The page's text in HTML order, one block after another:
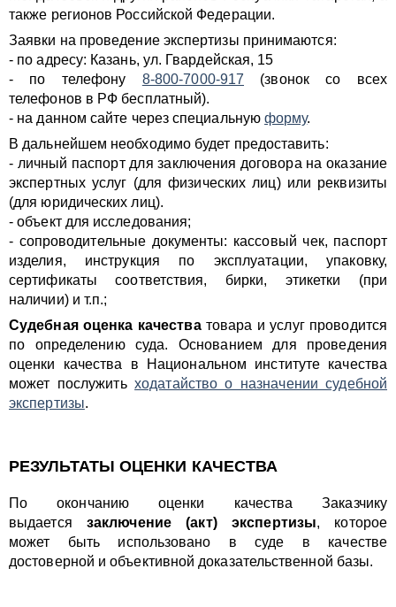
также регионов Российской Федерации.
Заявки на проведение экспертизы принимаются:
- по адресу: Казань, ул. Гвардейская, 15
- по телефону 8-800-7000-917 (звонок со всех
телефонов в РФ бесплатный).
- на данном сайте через специальнуюформу.
В дальнейшем необходимо будет предоставить:
- личный паспорт для заключения договора на оказание
экспертных услуг (для физических лиц) или реквизиты
(для юридических лиц).
- объект для исследования;
- сопроводительные документы: кассовый чек, паспорт
изделия, инструкция по эксплуатации, упаковку,
сертификаты соответствия, бирки, этикетки (при
наличии) и т.п.;
Судебная оценка качестватовара и услуг проводится
по определению суда. Основанием для проведения
оценки качества в Национальном институте качества
может послужитьходатайство о назначении судебной
экспертизы.
РЕЗУЛЬТАТЫ ОЦЕНКИ КАЧЕСТВА
По окончанию оценки качества Заказчику
выдаетсязаключение (акт) экспертизы, которое
может быть использовано в суде в качестве
достоверной и объективной доказательственной базы.